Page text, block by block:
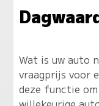
Wat is uw auto
vraagprijs voor
deze functie om